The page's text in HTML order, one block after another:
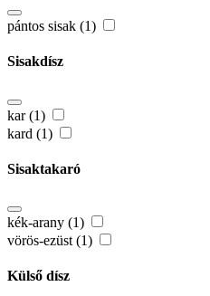
pántos sisak (1)
Sisakdísz
kar (1)
kard (1)
Sisaktakaró
kék-arany (1)
vörös-ezüst (1)
Külső dísz